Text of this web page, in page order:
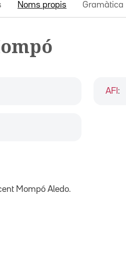
Noms propis Gramàtica
AFI :
Mompó Aledo.